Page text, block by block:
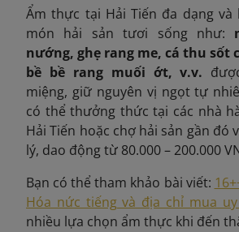
Ẩm thực tại Hải Tiến đa dạng và
món hải sản tươi sống như:
nướng, ghẹ rang me, cá thu sốt
bề bề rang muối ớt, v.v.
miệng, giữ nguyên vị ngọt tự
có thể thưởng thức tại các nhà
Hải Tiến hoặc chợ hải sản gần đó
lý, dao động từ 80.000 – 200.000
Bạn có thể tham khảo bài viết:
Hóa nức tiếng và địa chỉ mua
nhiều lựa chọn ẩm thực khi đến